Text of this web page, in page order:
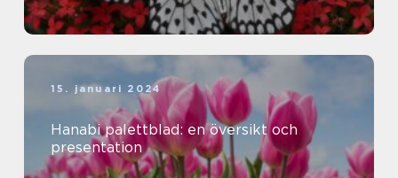
15. januari 2024
Hanabi palettblad: en översikt och
presentation